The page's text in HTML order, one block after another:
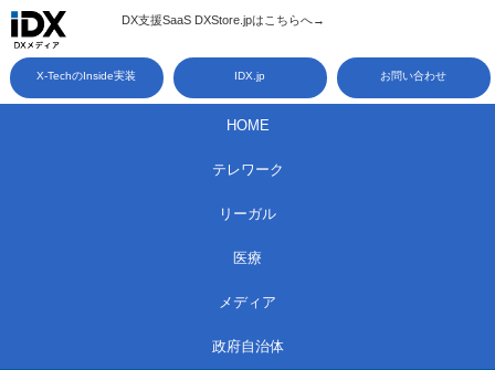
コ
ン
テ
DX支援SaaS DXStore.jpはこちらへ→​
X-TechのInside実装 IDX.jp お問い合わせ
HOME
テレワーク
リーガル
医療
メディア
政府自治体